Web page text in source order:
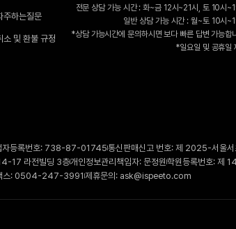
주하는질문
소 및 환불 규정
전문 상담 가능 시간 : 화~금 12시~21시, 토 10시
일반 상담 가능 시간 : 월~토 10시
*상담 가능시간에 문의하시면 보다 빠른 답변 가능합
*일요일 및 공휴일
자등록번호: 738-87-01745 통신판매신고 번호: 제 2025-서울
17 라전빌딩 3층개인정보관리책임자: 문정원 학원등록번호: 제
스: 0504-247-3991 제휴문의: ask@ispeeto.com